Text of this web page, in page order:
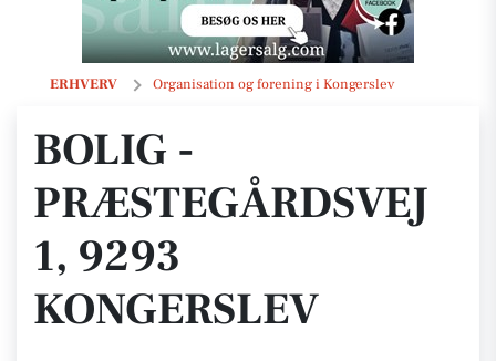
ERHVERV Organisation og forening i Kongerslev
Bolig - Præstegårdsvej 1, 9293 Kongerslev
BOLIG -
PRÆSTEGÅRDSVEJ
1, 9293
KONGERSLEV